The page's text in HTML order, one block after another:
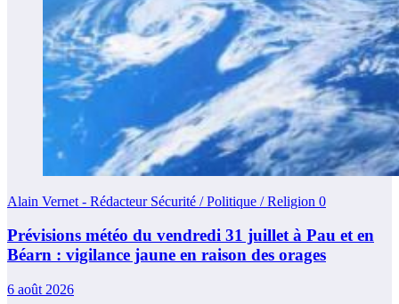
Alain Vernet - Rédacteur Sécurité / Politique / Religion 0
Prévisions météo du vendredi 31 juillet à Pau et en
Béarn : vigilance jaune en raison des orages
6 août 2026